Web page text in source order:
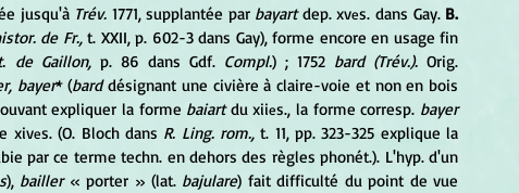
jusqu'à Trév. 1771, supplantée par bayart dep. xves. dans Gay.
de Fr., t. XXII, p. 602-3 dans Gay), forme encore en usage fin
de Gaillon, p. 86 dans Gdf. Compl.) ; 1752 bard (Trév.). Orig.
bayer* (bard désignant une civière à claire-voie et non en bois
expliquer la forme baiart du xiies., la forme corresp. bayer
xives. (O. Bloch dans R. Ling. rom., t. 11, pp. 323-325 explique la
par ce terme techn. en dehors des règles phonét.). L'hyp. d'un
), bailler « porter » (lat. bajulare) fait difficulté du point de vue